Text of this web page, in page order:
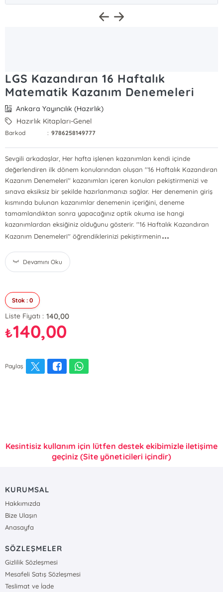
LGS Kazandıran 16 Haftalık
Matematik Kazanım Denemeleri
Ankara Yayıncılık (Hazırlık)
Hazırlık Kitapları-Genel
Barkod : 9786258149777
Sevgili arkadaşlar, Her hafta işlenen kazanımları kendi içinde
değerlendiren ilk dönem konularından oluşan ''16 Haftalık Kazandıran
Kazanım Denemeleri'' kazanımları içeren konuları pekiştirmenizi ve
sınava eksiksiz bir şekilde hazırlanmanızı sağlar. Her denemenin giriş
kısmında bulunan kazanımlar denemenin içeriğini, deneme
tamamlandıktan sonra yapacağınız optik okuma ise hangi
kazanımlardan eksiğiniz olduğunu gösterir. ''16 Haftalık Kazandıran
Kazanım Denemeleri'' öğrendiklerinizi pekiştirmenin...
Devamını Oku
Stok : 0
Liste Fiyatı : 140,00
₺140,00
Paylaş
Kesintisiz kullanım için lütfen destek ekibimizle iletişime
geçiniz (Site yöneticileri içindir)
KURUMSAL
Hakkımızda
Bize Ulaşın
Anasayfa
SÖZLEŞMELER
Gizlilik Sözleşmesi
Mesafeli Satış Sözleşmesi
Teslimat ve İade